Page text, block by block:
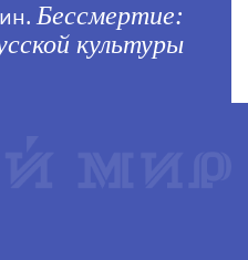
Бессмертие:
культуры